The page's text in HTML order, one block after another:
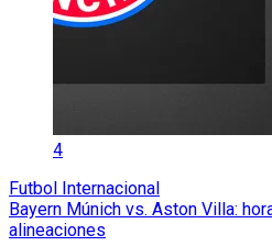
4
Futbol Internacional
Bayern Múnich vs. Aston Villa:
alineaciones